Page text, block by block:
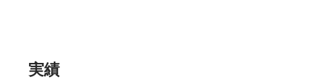
実績